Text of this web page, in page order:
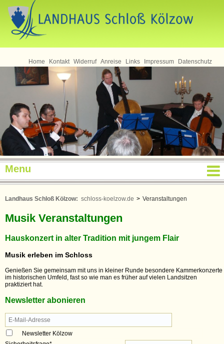
Home Kontakt Widerruf Anreise Links Impressum Datenschutz
Menu
Landhaus Schloß Kölzow: schloss-koelzow.de > Veranstaltungen
Musik Veranstaltungen
Hauskonzert in alter Tradition mit jungem Flair
Musik erleben im Schloss
Genießen Sie gemeinsam mit uns in kleiner Runde besondere Kammerkonzerte
im historischen Umfeld, fast so wie man es früher auf vielen Landsitzen
praktiziert hat.
Newsletter abonieren
Newsletter Kölzow
Seminare